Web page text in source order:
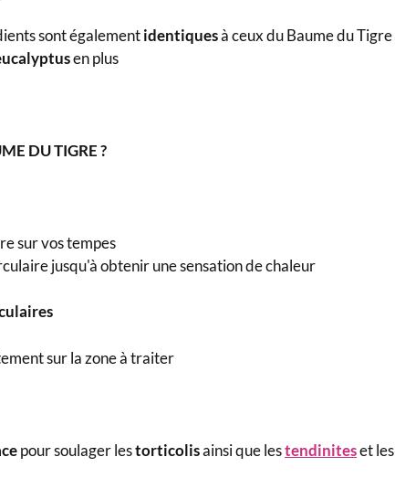
sont égalementidentiquesà ceux du Baume du Tigre
en plus
DU TIGRE ?
sur vos tempes
jusqu'à obtenir une sensation de chaleur
sur la zone à traiter
poursoulager lestorticolisainsi que lestendiniteset les